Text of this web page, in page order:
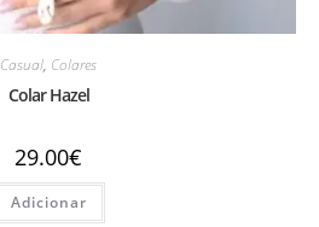
Casual, Colares
Colar Hazel
29.00€
Adicionar